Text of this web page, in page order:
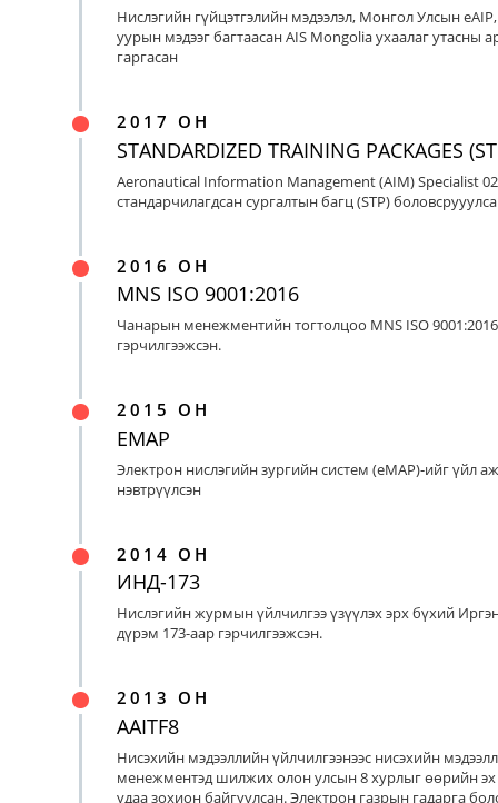
Нислэгийн гүйцэтгэлийн мэдээлэл, Монгол Улсын
уурын мэдээг багтаасан AIS Mongolia ухаалаг утасны
гаргасан
2017 ОН
STANDARDIZED TRAINING PACKAGES
Aeronautical Information Management (AIM) Specialist
стандарчилагдсан сургалтын багц (STP)
2016 ОН
MNS ISO 9001:2016
Чанарын менежментийн тогтолцоо MNS ISO
гэрчилгээжсэн.
2015 ОН
EMAP
Электрон нислэгийн зургийн систем (eMAP)-ийг үйл
нэвтрүүлсэн
2014 ОН
ИНД-173
Нислэгийн журмын үйлчилгээ үзүүлэх эрх бүхий
дүрэм 173-аар гэрчилгээжсэн.
2013 ОН
AAITF8
Нисэхийн мэдээллийн үйлчилгээнээс нисэхийн
менежментэд шилжих олон улсын 8 хурлыг өөрийн
удаа зохион байгуулсан. Электрон газрын гадарга